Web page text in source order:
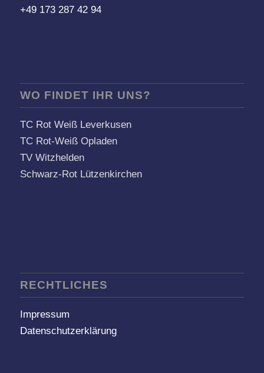
+49 173 287 42 94
WO FINDET IHR UNS?
TC Rot Weiß Leverkusen
TC Rot-Weiß Opladen
TV Witzhelden
Schwarz-Rot Lützenkirchen
RECHTLICHES
Impressum
Datenschutzerklärung